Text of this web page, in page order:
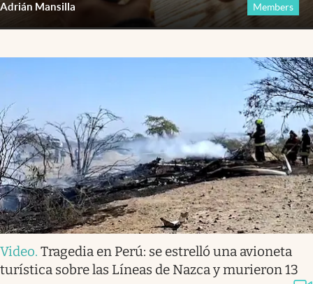
Adrián Mansilla Members
Video. Tragedia en Perú: se estrelló una avioneta
turística sobre las Líneas de Nazca y murieron 13